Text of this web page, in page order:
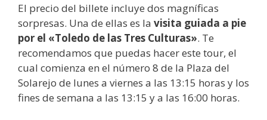
El precio del billete incluye dos magníficas
sorpresas. Una de ellas es la visita guiada a pie
por el «Toledo de las Tres Culturas». Te
recomendamos que puedas hacer este tour, el
cual comienza en el número 8 de la Plaza del
Solarejo de lunes a viernes a las 13:15 horas y los
fines de semana a las 13:15 y a las 16:00 horas.